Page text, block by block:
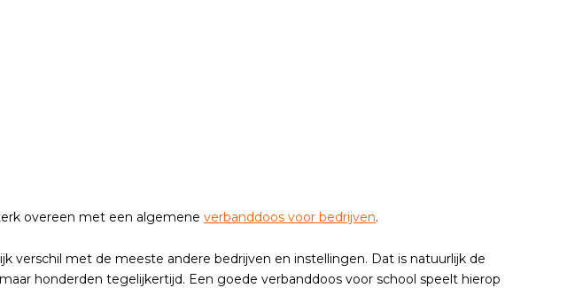
overeen met een algemene verbanddoos voor bedrijven.
verschil met de meeste andere bedrijven en instellingen. Dat is natuurlijk de
honderden tegelijkertijd. Een goede verbanddoos voor school speelt hierop